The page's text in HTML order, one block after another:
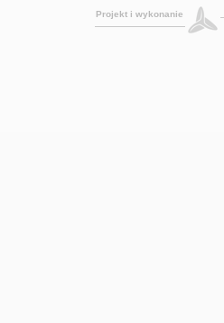
Projekt i wykonanie